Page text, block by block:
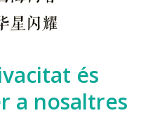
és
a nosaltres